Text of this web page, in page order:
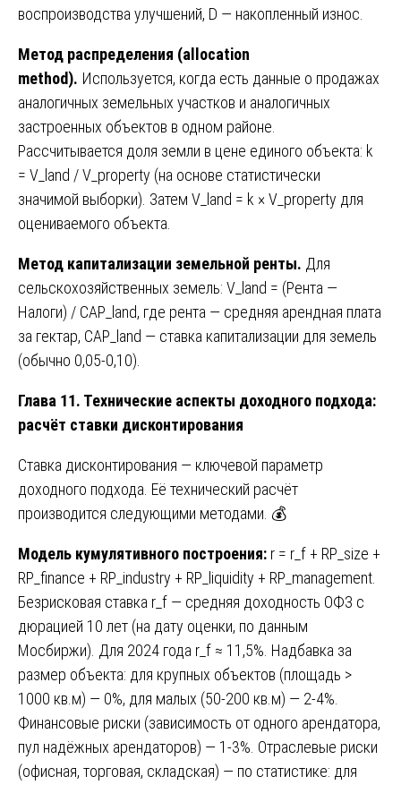
воспроизводства улучшений, D — накопленный износ.
Метод распределения (allocation
method). Используется, когда есть данные о продажах
аналогичных земельных участков и аналогичных
застроенных объектов в одном районе.
Рассчитывается доля земли в цене единого объекта: k
= V_land / V_property (на основе статистически
значимой выборки). Затем V_land = k × V_property для
оцениваемого объекта.
Метод капитализации земельной ренты. Для
сельскохозяйственных земель: V_land = (Рента —
Налоги) / CAP_land, где рента — средняя арендная плата
за гектар, CAP_land — ставка капитализации для земель
(обычно 0,05-0,10).
Глава 11. Технические аспекты доходного подхода:
расчёт ставки дисконтирования
Ставка дисконтирования — ключевой параметр
доходного подхода. Её технический расчёт
производится следующими методами. 💰
Модель кумулятивного построения: r = r_f + RP_size +
RP_finance + RP_industry + RP_liquidity + RP_management.
Безрисковая ставка r_f — средняя доходность ОФЗ с
дюрацией 10 лет (на дату оценки, по данным
Мосбиржи). Для 2024 года r_f ≈ 11,5%. Надбавка за
размер объекта: для крупных объектов (площадь >
1000 кв.м) — 0%, для малых (50-200 кв.м) — 2-4%.
Финансовые риски (зависимость от одного арендатора,
пул надёжных арендаторов) — 1-3%. Отраслевые риски
(офисная, торговая, складская) — по статистике: для